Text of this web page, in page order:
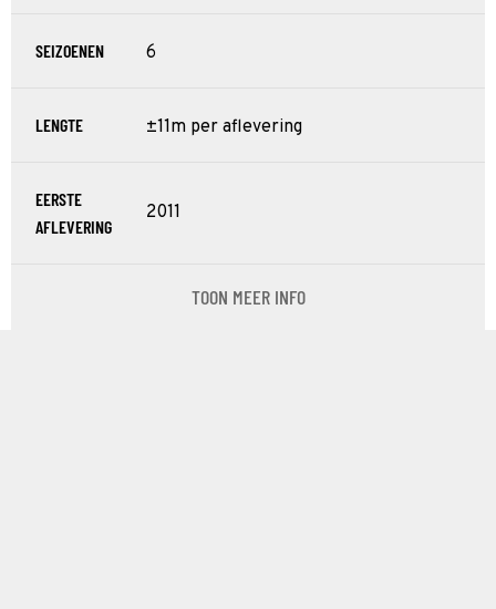
SEIZOENEN 6
LENGTE ±11m per aflevering
EERSTE
AFLEVERING
2011
TOON MEER INFO